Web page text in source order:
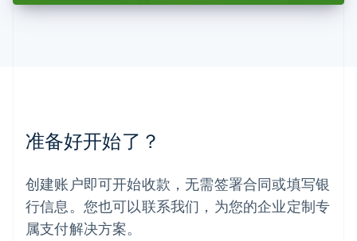
准备好开始了？
创建账户即可开始收款，无需签署合同或填写银
行信息。您也可以联系我们，为您的企业定制专
属支付解决方案。
美国
日本
日本語English
SvenskaEnglish
瑞士
DeutschFrançais ItalianoEnglish
塞浦路斯